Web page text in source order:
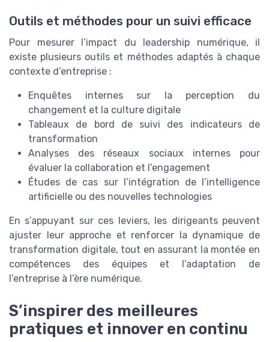
Outils et méthodes pour un suivi efficace
Pour mesurer l’impact du leadership numérique, il
existe plusieurs outils et méthodes adaptés à chaque
contexte d’entreprise :
Enquêtes internes sur la perception du
changement et la culture digitale
Tableaux de bord de suivi des indicateurs de
transformation
Analyses des réseaux sociaux internes pour
évaluer la collaboration et l’engagement
Études de cas sur l’intégration de l’intelligence
artificielle ou des nouvelles technologies
En s’appuyant sur ces leviers, les dirigeants peuvent
ajuster leur approche et renforcer la dynamique de
transformation digitale, tout en assurant la montée en
compétences des équipes et l’adaptation de
l’entreprise à l’ère numérique.
S’inspirer des meilleures
pratiques et innover en continu